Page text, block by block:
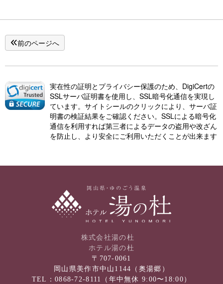
前のページへ
実在性の証明とプライバシー保護のため、DigiCertの
SSLサーバ証明書を使用し、SSL暗号化通信を実現し
ています。サイトシールのクリックにより、サーバ証
明書の検証結果をご確認ください。SSLによる暗号化
通信を利用すれば第三者によるデータの盗用や改ざん
を防止し、より安全にご利用いただくことが出来ます
株式会社湯の杜
ホテル湯の杜
〒707-0061
岡山県美作市中山1144（奥湯郷）
TEL： 0868-72-8111
（年中無休 9:00〜18:00）